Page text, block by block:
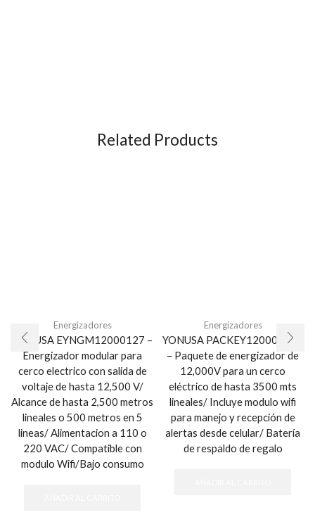
Related Products
Energizadores
YONUSA EYNGM12000127 –
Energizador modular para
cerco electrico con salida de
voltaje de hasta 12,500 V/
Alcance de hasta 2,500 metros
lineales o 500 metros en 5
lineas/ Alimentacion a 110 o
220 VAC/ Compatible con
modulo Wifi/Bajo consumo
Energizadores
YONUSA PACKEY12000127P
– Paquete de energizador de
12,000V para un cerco
eléctrico de hasta 3500 mts
lineales/ Incluye modulo wifi
para manejo y recepción de
alertas desde celular/ Batería
de respaldo de regalo